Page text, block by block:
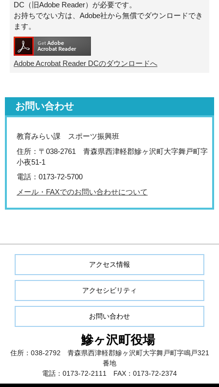
DC（旧Adobe Reader）が必要です。
お持ちでない方は、Adobe社から無償でダウンロードでき
ます。
Adobe Acrobat Reader DCのダウンロードへ
お問い合わせ
教育みらい課 スポーツ振興班
住所：〒038-2761 青森県西津軽郡鰺ヶ沢町大字舞戸町字
小夜51-1
電話：0173-72‐5700
メール・FAXでのお問い合わせについて
アクセス情報
アクセシビリティ
お問い合わせ
鰺ヶ沢町役場
住所：038-2792 青森県西津軽郡鰺ヶ沢町大字舞戸町字鳴戸321
番地
電話：0173-72-2111 FAX：0173-72-2374